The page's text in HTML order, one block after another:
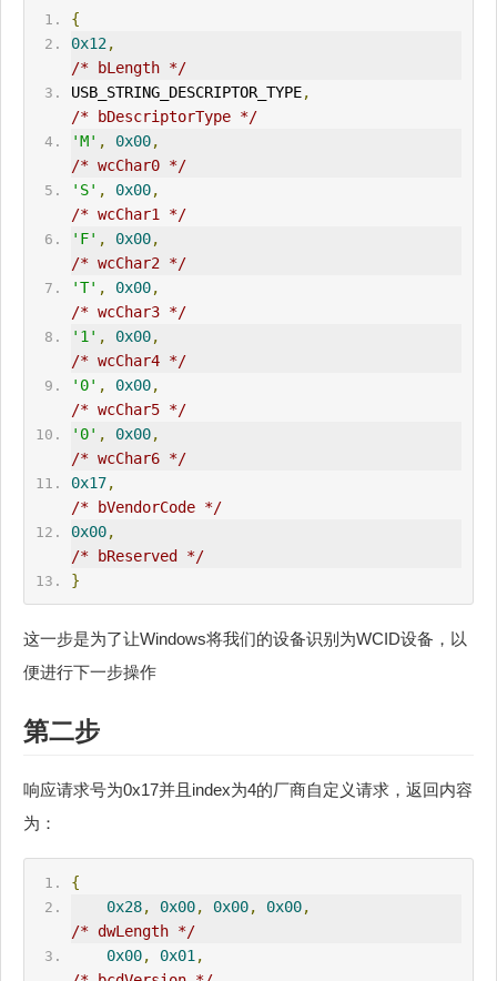
{
0x12,
/* bLength */
USB_STRING_DESCRIPTOR_TYPE,
/* bDescriptorType */
'M' , 0x00,
/* wcChar0 */
'S' , 0x00,
/* wcChar1 */
'F' , 0x00,
/* wcChar2 */
'T' , 0x00,
/* wcChar3 */
'1' , 0x00,
/* wcChar4 */
'0' , 0x00,
/* wcChar5 */
'0' , 0x00,
/* wcChar6 */
0x17,
/* bVendorCode */
0x00,
/* bReserved */
}
这一步是为了让Windows将我们的设备识别为WCID设备，以
便进行下一步操作
第二步
响应请求号为0x17并且index为4的厂商自定义请求，返回内容
为：
{
0x28, 0x00, 0x00, 0x00,
/* dwLength */
0x00, 0x01 ,